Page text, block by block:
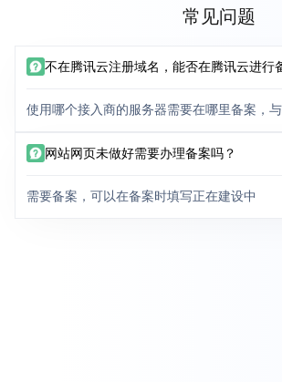
常见问题
不在腾讯云注册域名，能否在腾讯云进行
使用哪个接入商的服务器需要在哪里备案，
网站网页未做好需要办理备案吗？
需要备案，可以在备案时填写正在建设中